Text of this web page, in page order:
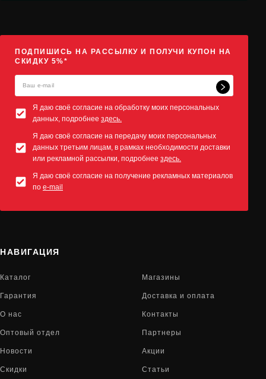
ПОДПИШИСЬ НА РАССЫЛКУ И ПОЛУЧИ КУПОН НА
СКИДКУ 5%*
Я даю своё согласие на обработку моих персональных
данных, подробнее здесь.
Я даю своё согласие на передачу моих персональных
данных третьим лицам, в рамках необходимости доставки
или рекламной рассылки, подробнее здесь.
Я даю своё согласие на получение рекламных материалов
по e-mail
НАВИГАЦИЯ
Каталог Магазины
Гарантия Доставка и оплата
О нас Контакты
Оптовый отдел Партнеры
Новости Акции
Скидки Статьи